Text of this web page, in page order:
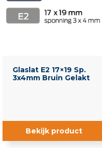
Glaslat E2 17×19 Sp.
3x4mm Bruin Gelakt
Bekijk product